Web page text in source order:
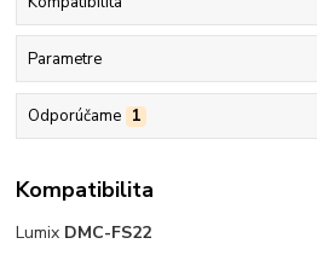
Parametre
Odporúčame 1
Kompatibilita
Lumix DMC-FS22